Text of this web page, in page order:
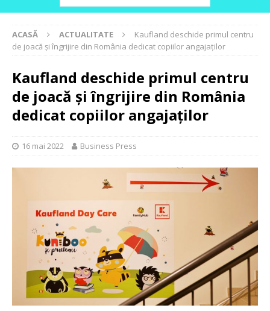
ACASĂ ACTUALITATE
Kaufland deschide primul centru
de joacă și îngrijire din România dedicat copiilor angajaților
Kaufland deschide primul centru
de joacă și îngrijire din România
dedicat copiilor angajaților
16 mai 2022 Business Press